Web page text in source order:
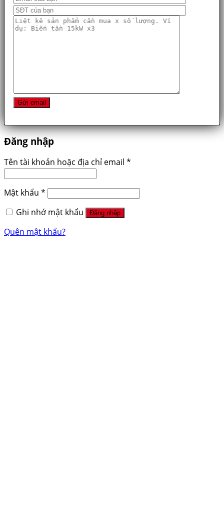
Đăng nhập
Tên tài khoản hoặc địa chỉ email *
Mật khẩu *
Ghi nhớ mật khẩu
Đăng nhập
Quên mật khẩu?